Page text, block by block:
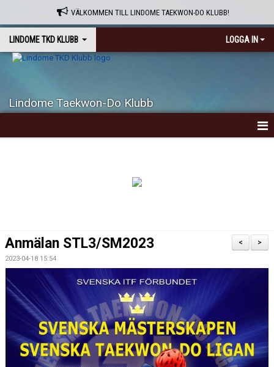
VÄLKOMMEN TILL LINDOME TAEKWON-DO KLUBB!
LINDOME TKD KLUBB LOGGA IN
Lindome Taekwon-Do Klubb
KALENDER
INSTRUKTÖRER
DOKUMENT
BILDGALLERI
TRÄNINGSTIDER
>
<
Anmälan STL3/SM2023
2023-04-18 15:54